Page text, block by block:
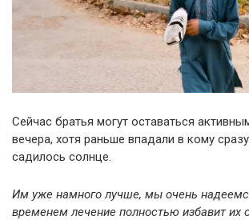
Сейчас братья могут оставаться
вечера, хотя раньше впадали в кому
садилось солнце.
Им уже намного лучше, мы очень
временем лечение полностью избавит их